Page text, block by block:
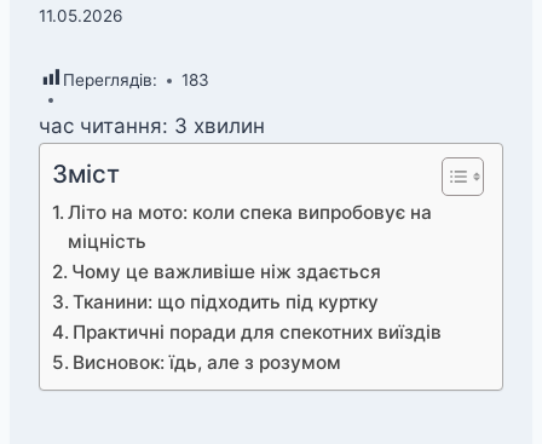
11.05.2026
Переглядів: 183
час читання: 3 хвилин
Зміст
Літо на мото: коли спека випробовує на
міцність
Чому це важливіше ніж здається
Тканини: що підходить під куртку
Практичні поради для спекотних виїздів
Висновок: їдь, але з розумом